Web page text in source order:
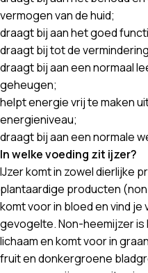
vermogen van de huid;
draagt bij aan het goed
draagt bij tot de
draagt bij aan een normaal
geheugen;
helpt energie vrij te maken
energieniveau;
draagt bij aan een normale
In welke voeding zit ijzer?
IJzer komt in zowel dierlijke
plantaardige producten
komt voor in bloed en vind
gevogelte. Non-heemijzer
lichaam en komt voor in
fruit en donkergroene